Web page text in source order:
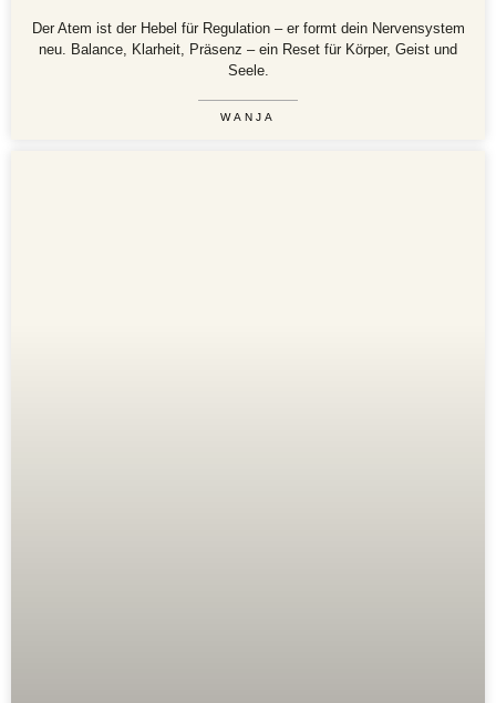
Der Atem ist der Hebel für Regulation – er formt dein Nervensystem
neu. Balance, Klarheit, Präsenz – ein Reset für Körper, Geist und
Seele.
WANJA